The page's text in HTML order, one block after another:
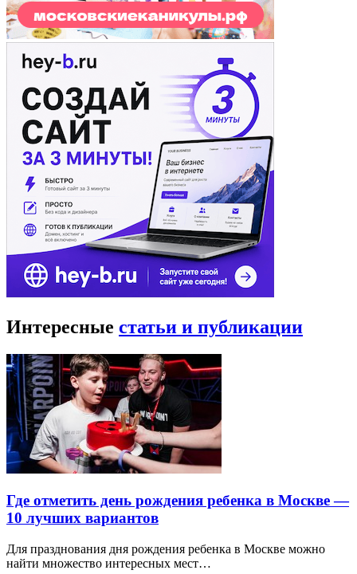
Интересные статьи и публикации
Где отметить день рождения ребенка в Москве —
10 лучших вариантов
Для празднования дня рождения ребенка в Москве можно
найти множество интересных мест…